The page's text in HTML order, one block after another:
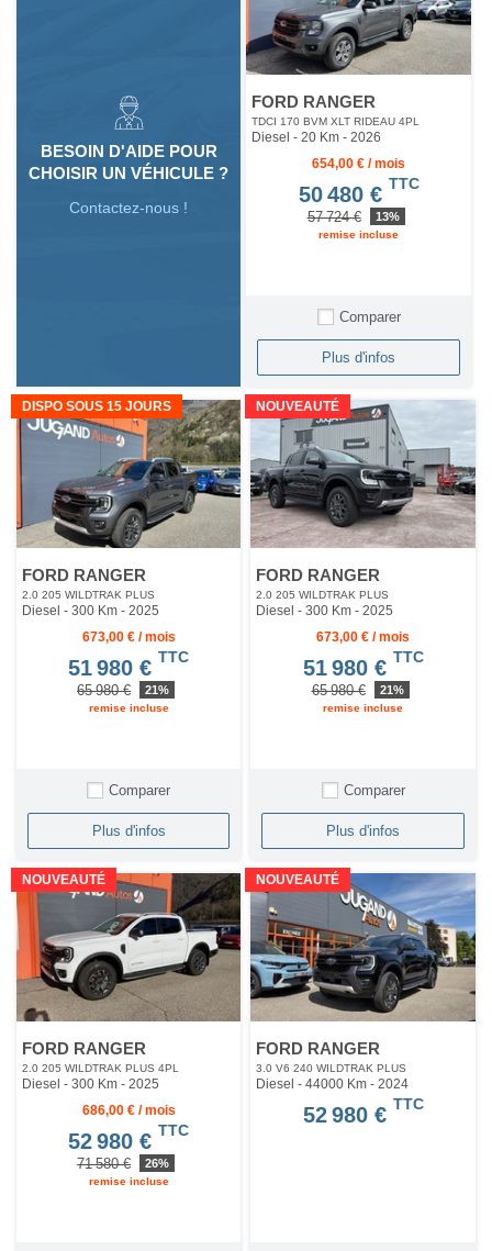
BESOIN D'AIDE POUR
CHOISIR UN VÉHICULE ?
Contactez-nous !
FORD RANGER
TDCI 170 BVM XLT RIDEAU 4PL
Diesel - 20 Km- 2026
654,00 € / mois
50 480 € TTC
57 724 € 13%
remise incluse
Comparer
Plus d'infos
DISPO SOUS 15 JOURS
FORD RANGER
2.0 205 WILDTRAK PLUS
Diesel - 300 Km - 2025
673,00 € / mois
51 980 € TTC
65 980 € 21%
remise incluse
Comparer
Plus d'infos
NOUVEAUTÉ
FORD RANGER
2.0 205 WILDTRAK PLUS
Diesel - 300 Km- 2025
673,00 € / mois
51 980 € TTC
65 980 € 21%
remise incluse
Comparer
Plus d'infos
NOUVEAUTÉ
FORD RANGER
2.0 205 WILDTRAK PLUS 4PL
Diesel - 300 Km - 2025
686,00 € / mois
52 980 € TTC
71 580 € 26%
remise incluse
NOUVEAUTÉ
FORD RANGER
3.0 V6 240 WILDTRAK PLUS
Diesel - 44000 Km- 2024
52 980 € TTC